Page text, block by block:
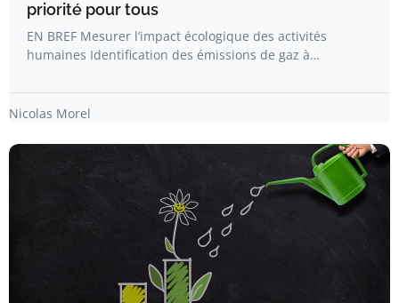
priorité pour tous
EN BREF Mesurer l’impact écologique des activités
humaines Identification des émissions de gaz à…
Nicolas Morel